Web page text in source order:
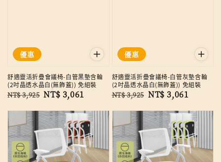
優惠
舒適靈活折疊會議椅-白管黑墊含輪
(2吋晶透水晶白(無飾蓋)) 免組裝
Regular
NT$ 3,925 Sale
NT$ 3,061
優惠
舒適靈活折疊會議椅-白管灰墊含輪
(2吋晶透水晶白(無飾蓋)) 免組裝
Regular
NT$ 3,925 Sale
NT$ 3,061